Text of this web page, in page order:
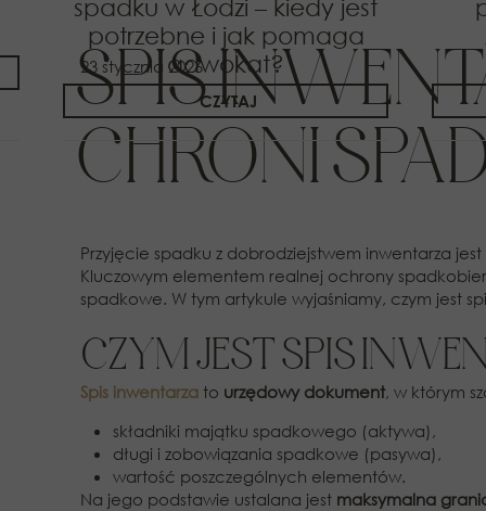
spadku w Łodzi – kiedy jest
potrzebne i jak pomaga
adwokat?
CZYTAJ
SPIS
CHRONI
Przyjęcie spadku z dobrodziejstwem inwentarza
Kluczowym elementem realnej ochrony
spadkowe. W tym artykule wyjaśniamy, czym jest
CZYM JEST SPIS
Spis inwentarza to urzędowy dokument, w którym
składniki majątku spadkowego (aktywa),
długi i zobowiązania spadkowe (pasywa),
wartość poszczególnych elementów.
Na jego podstawie ustalana jest maksymalna
23 stycznia 2026